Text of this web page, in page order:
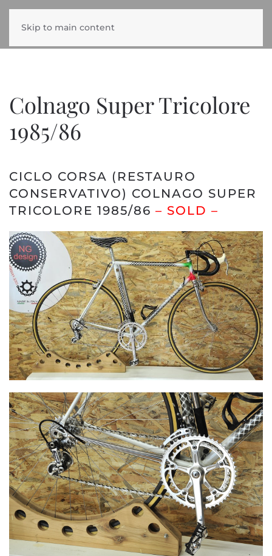
Skip to main content
Colnago Super Tricolore
1985/86
CICLO CORSA (RESTAURO
CONSERVATIVO) COLNAGO SUPER
TRICOLORE 1985/86 – SOLD –